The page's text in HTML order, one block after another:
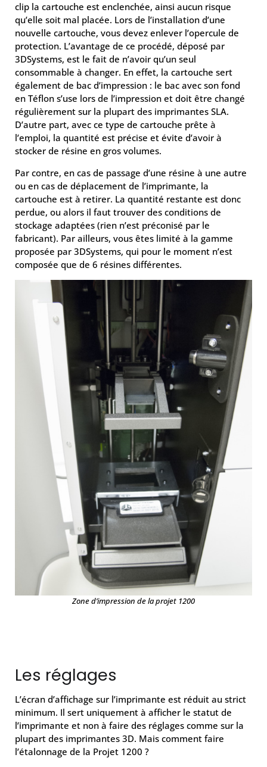
clip la cartouche est enclenchée, ainsi aucun risque
qu’elle soit mal placée. Lors de l’installation d’une
nouvelle cartouche, vous devez enlever l’opercule de
protection. L’avantage de ce procédé, déposé par
3DSystems, est le fait de n’avoir qu’un seul
consommable à changer. En effet, la cartouche sert
également de bac d’impression : le bac avec son fond
en Téflon s’use lors de l’impression et doit être changé
régulièrement sur la plupart des imprimantes SLA.
D’autre part, avec ce type de cartouche prête à
l’emploi, la quantité est précise et évite d’avoir à
stocker de résine en gros volumes.
Par contre, en cas de passage d’une résine à une autre
ou en cas de déplacement de l’imprimante, la
cartouche est à retirer. La quantité restante est donc
perdue, ou alors il faut trouver des conditions de
stockage adaptées (rien n’est préconisé par le
fabricant). Par ailleurs, vous êtes limité à la gamme
proposée par 3DSystems, qui pour le moment n’est
composée que de 6 résines différentes.
Zone d’impression de la projet 1200
Les réglages
L’écran d’affichage sur l’imprimante est réduit au strict
minimum. Il sert uniquement à afficher le statut de
l’imprimante et non à faire des réglages comme sur la
plupart des imprimantes 3D. Mais comment faire
l’étalonnage de la Projet 1200 ?